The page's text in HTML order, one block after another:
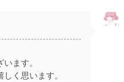
ます。
く思います。